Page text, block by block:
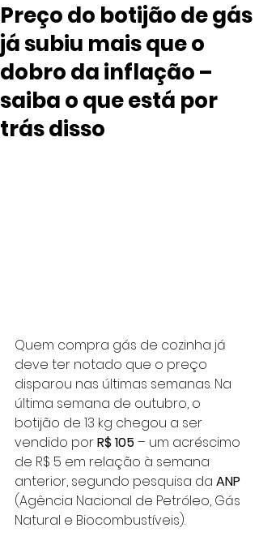
Preço do botijão de gás
já subiu mais que o
dobro da inflação –
saiba o que está por
trás disso
Quem compra gás de cozinha já
deve ter notado que o preço
disparou nas últimas semanas. Na
última semana de outubro, o
botijão de 13 kg chegou a ser
vendido por R$ 105 – um acréscimo
de R$ 5 em relação à semana
anterior, segundo pesquisa da ANP
(Agência Nacional de Petróleo, Gás
Natural e Biocombustíveis).